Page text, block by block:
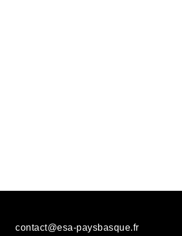
contact@esa-paysbasque.fr